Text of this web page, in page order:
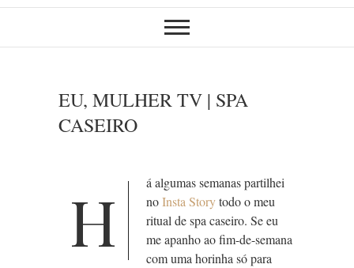
EU, MULHER TV | SPA
CASEIRO
H
á algumas semanas partilhei
noInsta Storytodo o meu
ritual de spa caseiro. Se eu
me apanho ao fim-de-semana
com uma horinha só para